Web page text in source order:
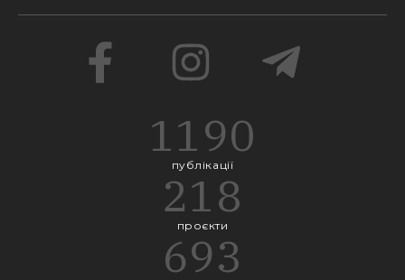
1190
публікації
218
проєкти
693